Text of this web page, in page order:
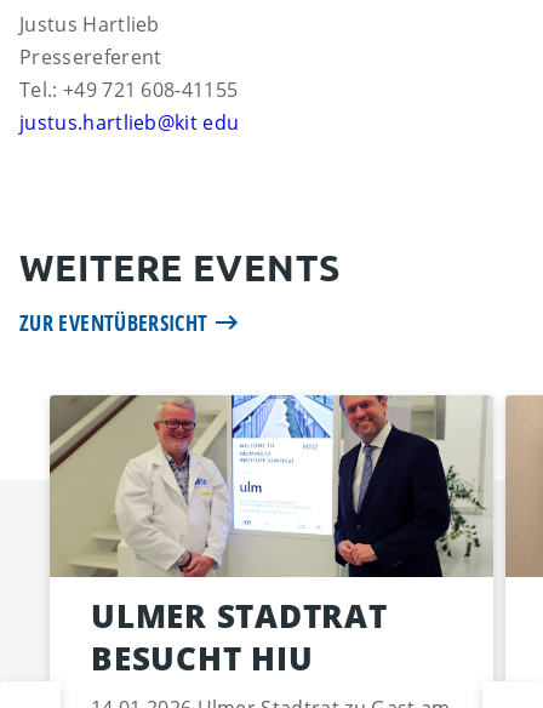
Justus Hartlieb
Pressereferent
Tel.: +49 721 608-41155
justus.hartlieb@kit edu
WEITERE EVENTS
ZUR EVENTÜBERSICHT
ULMER STADTRAT
BESUCHT HIU